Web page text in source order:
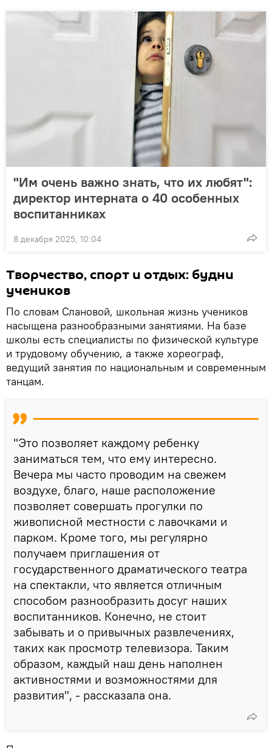
"Им очень важно знать, что их любят":
директор интерната о 40 особенных
воспитанниках
8 декабря 2025, 10:04
Творчество, спорт и отдых: будни
учеников
По словам Слановой, школьная жизнь учеников
насыщена разнообразными занятиями. На базе
школы есть специалисты по физической культуре
и трудовому обучению, а также хореограф,
ведущий занятия по национальным и современным
танцам.
"Это позволяет каждому ребенку
заниматься тем, что ему интересно.
Вечера мы часто проводим на свежем
воздухе, благо, наше расположение
позволяет совершать прогулки по
живописной местности с лавочками и
парком. Кроме того, мы регулярно
получаем приглашения от
государственного драматического театра
на спектакли, что является отличным
способом разнообразить досуг наших
воспитанников. Конечно, не стоит
забывать и о привычных развлечениях,
таких как просмотр телевизора. Таким
образом, каждый наш день наполнен
активностями и возможностями для
развития", - рассказала она.